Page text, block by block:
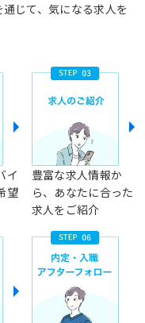
じて、気になる求人を
イ
望
豊富な求人情報か
ら、あなたに合った
求人をご紹介